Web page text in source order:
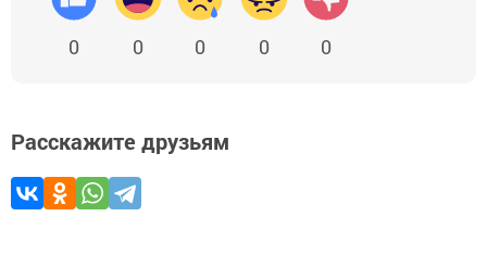
0 0 0 0 0
Расскажите друзьям